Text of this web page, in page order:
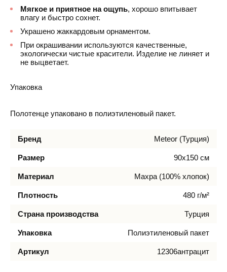
Мягкое и приятное на ощупь, хорошо впитывает
влагу и быстро сохнет.
Украшено жаккардовым орнаментом.
При окрашивании используются качественные,
экологически чистые красители. Изделие не линяет и
не выцветает.
Упаковка
Полотенце упаковано в полиэтиленовый пакет.
Бренд Meteor (Турция)
Размер 90х150 см
Материал Махра (100% хлопок)
Плотность 480 г/м²
Страна производства Турция
Упаковка Полиэтиленовый пакет
Артикул 12306антрацит